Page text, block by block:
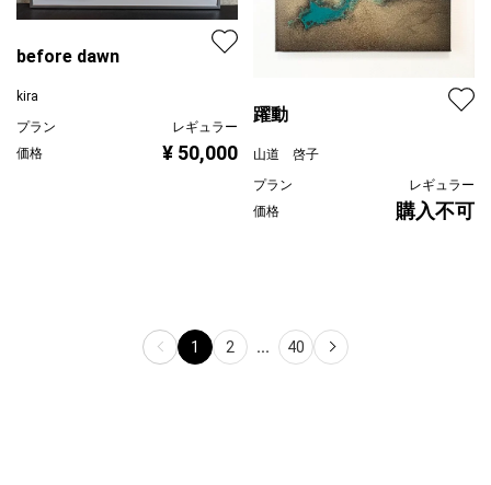
before dawn
kira
プラン
レギュラー
価格
¥ 50,000
躍動
山道 啓子
プラン
レギュラー
価格
購入不可
1 2 ... 40